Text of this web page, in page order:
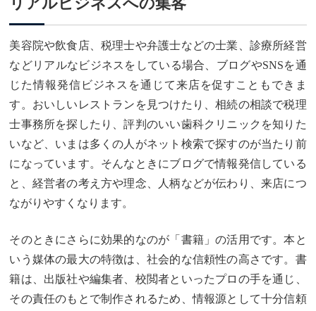
美容院や飲食店、税理士や弁護士などの士業、診療所経営
などリアルなビジネスをしている場合、ブログやSNSを通
じた情報発信ビジネスを通じて来店を促すこともできま
す。おいしいレストランを見つけたり、相続の相談で税理
士事務所を探したり、評判のいい歯科クリニックを知りた
いなど、いまは多くの人がネット検索で探すのが当たり前
になっています。そんなときにブログで情報発信している
と、経営者の考え方や理念、人柄などが伝わり、来店につ
ながりやすくなります。
そのときにさらに効果的なのが「書籍」の活用です。本と
いう媒体の最大の特徴は、社会的な信頼性の高さです。書
籍は、出版社や編集者、校閲者といったプロの手を通じ、
その責任のもとで制作されるため、情報源として十分信頼